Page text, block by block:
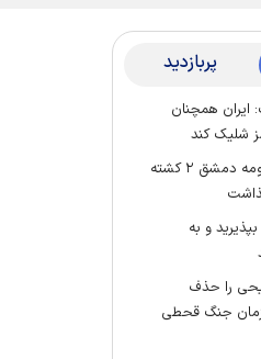
پربازدید
ایران همچنان
شلیک کند
انفجار اتوبوس در حومه دمشق ۲ کشته
و به
را حذف
زمان جنگ قحطی